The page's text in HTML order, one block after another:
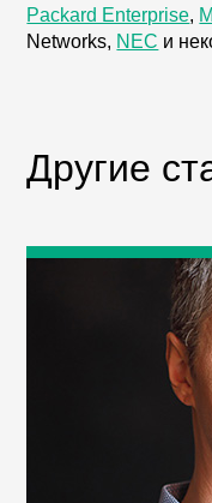
Packard Enterprise,
Networks, NEC и
Другие